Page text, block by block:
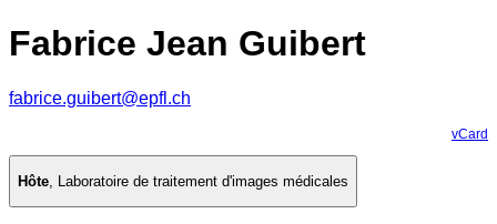
Fabrice Jean Guibert
fabrice.guibert@epfl.ch
vCard
Hôte, Laboratoire de traitement d'images médicales